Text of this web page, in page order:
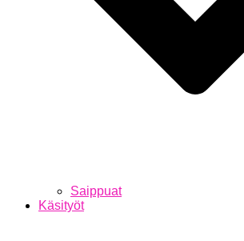
Saippuat
Käsityöt